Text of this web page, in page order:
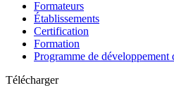
Jeux XR
Lancez des jeux XR sur plusieurs
Jeux multijoueur
Simplifiez le développement de jeux
Formateurs
Établissements
Certification
Formation
Programme de développement
Télécharger